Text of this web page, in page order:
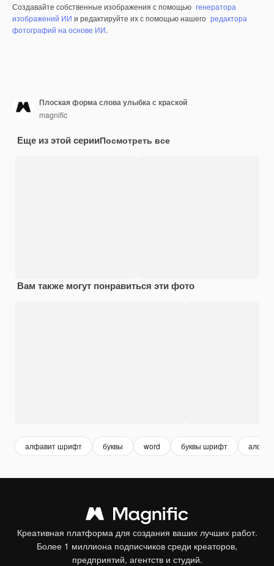
Создавайте собственные изображения с помощью генератора
изображений ИИ и редактируйте их с помощью нашего редактора
фотографий на основе ИИ.
Плоская форма слова улыбка с краской
magnific
Еще из этой серииПосмотреть все
Вам также могут понравиться эти фото
алфавит шрифт буквы word буквы шрифт
Креативная платформа для создания ваших лучших работ.
Более 1 миллиона подписчиков среди креаторов,
предприятий, агентств и студий.